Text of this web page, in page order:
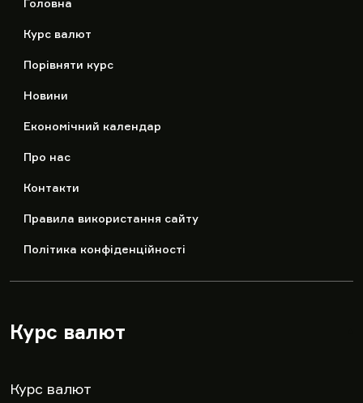
Курс валют
Порівняти курс
Новини
Економічний календар
Про нас
Контакти
Правила використання сайту
Політика конфіденційності
Курс валют
Курс валют